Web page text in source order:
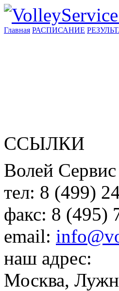
Главная РАСПИСАНИЕ
ССЫЛКИ
Волей Сервис
тел: 8 (499)
факс: 8 (495)
email:
наш адрес:
Москва,